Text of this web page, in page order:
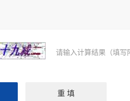
请输入计算结果（填写